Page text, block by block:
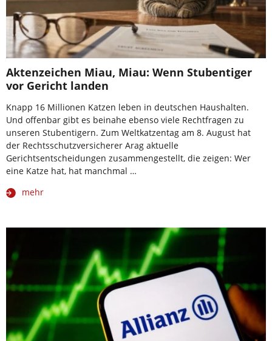
Aktenzeichen Miau, Miau: Wenn Stubentiger
vor Gericht landen
Knapp 16 Millionen Katzen leben in deutschen Haushalten.
Und offenbar gibt es beinahe ebenso viele Rechtfragen zu
unseren Stubentigern. Zum Weltkatzentag am 8. August hat
der Rechtsschutzversicherer Arag aktuelle
Gerichtsentscheidungen zusammengestellt, die zeigen: Wer
eine Katze hat, hat manchmal …
mehr